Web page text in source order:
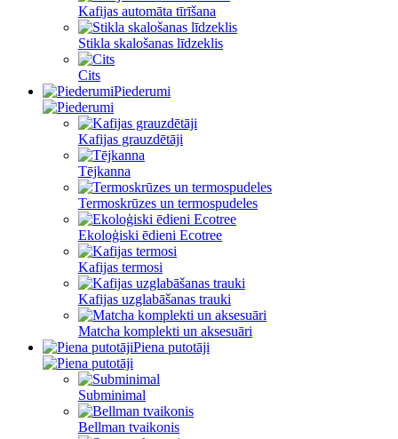
Kafijas automāta tīrīšana
Stikla skalošanas līdzeklis
Cits
Piederumi
Kafijas grauzdētāji
Tējkanna
Termoskrūzes un termospudeles
Ekoloģiski ēdieni Ecotree
Kafijas termosi
Kafijas uzglabāšanas trauki
Matcha komplekti un aksesuāri
Piena putotāji
Subminimal
Bellman tvaikonis